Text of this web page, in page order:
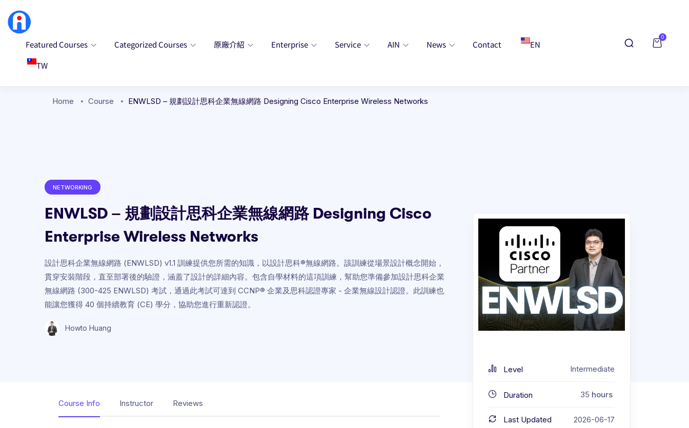
Featured Courses Categorized Courses 原廠介紹 Enterprise Service AIN News Contact
EN
TW
0
Home Course ENWLSD – 規劃設計思科企業無線網路 Designing Cisco Enterprise Wireless Networks
NETWORKING
ENWLSD – 規劃設計思科企業無線網路 Designing Cisco
Enterprise Wireless Networks
設計思科企業無線網路 (ENWLSD) v1.1 訓練提供您所需的知識，以設計思科®無線網路。該訓練從場景設計概念開始，
貫穿安裝階段，直至部署後的驗證，涵蓋了設計的詳細內容。包含自學材料的這項訓練，幫助您準備參加設計思科企業
無線網路 (300-425 ENWLSD) 考試，通過此考試可達到 CCNP® 企業及思科認證專家 - 企業無線設計認證。此訓練也
能讓您獲得 40 個持續教育 (CE) 學分，協助您進行重新認證。
Howto Huang
Course Info Instructor Reviews
Level Intermediate
Duration 35 hours
Last Updated 2026-06-17